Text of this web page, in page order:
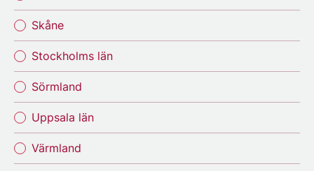
Skåne
Stockholms län
Sörmland
Uppsala län
Värmland